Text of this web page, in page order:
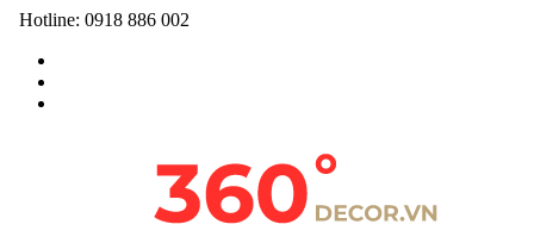
Hotline: 0918 886 002